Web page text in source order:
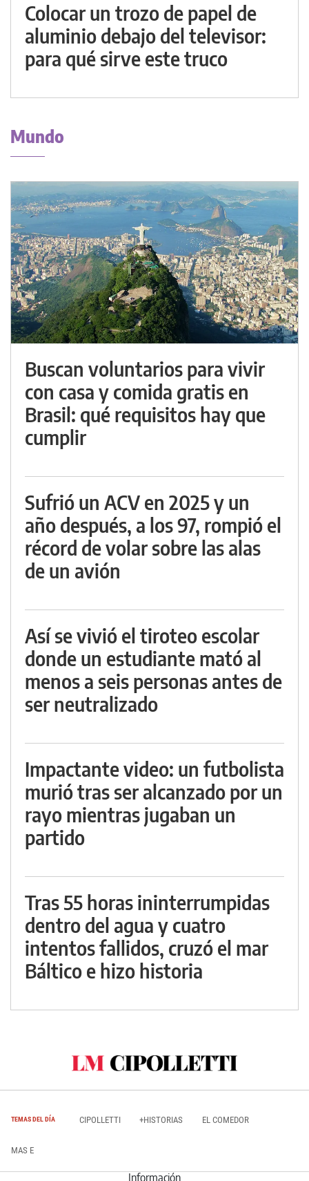
Colocar un trozo de papel de
aluminio debajo del televisor:
para qué sirve este truco
Mundo
Buscan voluntarios para vivir
con casa y comida gratis en
Brasil: qué requisitos hay que
cumplir
Sufrió un ACV en 2025 y un
año después, a los 97, rompió el
récord de volar sobre las alas
de un avión
Así se vivió el tiroteo escolar
donde un estudiante mató al
menos a seis personas antes de
ser neutralizado
Impactante video: un futbolista
murió tras ser alcanzado por un
rayo mientras jugaban un
partido
Tras 55 horas ininterrumpidas
dentro del agua y cuatro
intentos fallidos, cruzó el mar
Báltico e hizo historia
TEMAS DEL DÍA CIPOLLETTI +HISTORIAS EL COMEDOR
MAS E
Información